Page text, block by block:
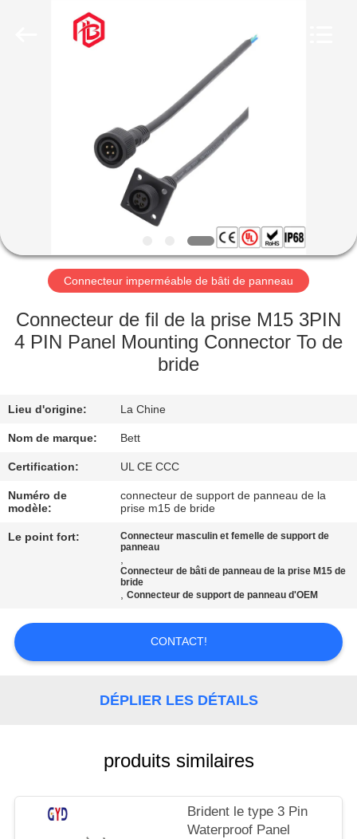
PRODUITS
DE
NOUS
VISITE
D'USINE
DE
QUALITÉ
PLAN
DU
SITE
POLICY
Connecteur imperméable de bâti de panneau
Connecteur de fil de la prise M15 3PIN
4 PIN Panel Mounting Connector To de
bride
Lieu d'origine: La Chine
Nom de marque: Bett
Certification: UL CE CCC
Numéro de
modèle:
connecteur de support de panneau de la
prise m15 de bride
Le point fort:
Connecteur masculin et femelle de support de
panneau
,
Connecteur de bâti de panneau de la prise M15 de
bride
,Connecteur de support de panneau d'OEM
CONTACT!
DÉPLIER LES DÉTAILS
produits similaires
Brident le type 3 Pin
Waterproof Panel